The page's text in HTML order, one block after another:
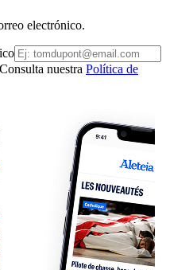
electrónico.
nuestra Política de